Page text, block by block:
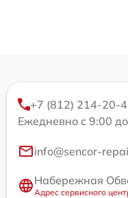
+7 (812) 214-20-
Ежедневно с 9:00
info@sencor-
Набережная
Адрес сервисного